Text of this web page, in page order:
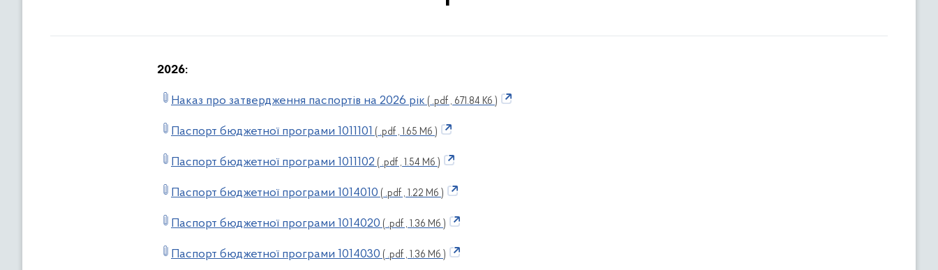
2026:
Наказ про затвердження паспортів на 2026 рік ( .pdf , 671.84 Кб )
Паспорт бюджетної програми 1011101 ( .pdf , 1.65 Мб )
Паспорт бюджетної програми 1011102 ( .pdf , 1.54 Мб )
Паспорт бюджетної програми 1014010 ( .pdf , 1.22 Мб )
Паспорт бюджетної програми 1014020 ( .pdf , 1.36 Мб )
Паспорт бюджетної програми 1014030 ( .pdf , 1.36 Мб )